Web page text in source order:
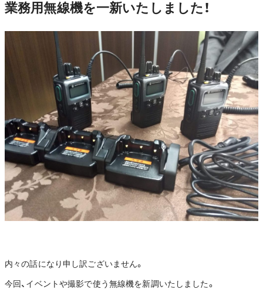
業務用無線機を一新いたしました！
内々の話になり申し訳ございません。
今回、イベントや撮影で使う無線機を新調いたしました。